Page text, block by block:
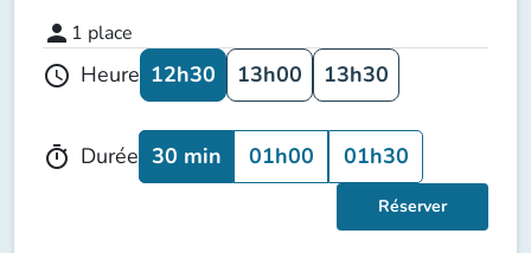
person 1 place
schedule Heure 12h30 13h00 13h30
timer Durée 30 min 01h00 01h30
Réserver